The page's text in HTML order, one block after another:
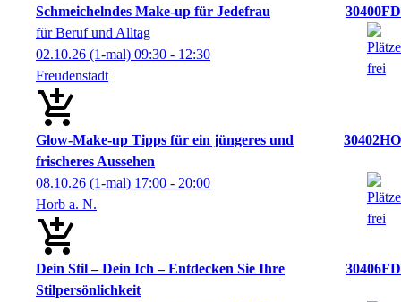
Schmeichelndes Make-up für Jedefrau
30400FD
für Beruf und Alltag
02.10.26 (1-mal) 09:30 - 12:30
Freudenstadt
Glow-Make-up Tipps für ein jüngeres und
frischeres Aussehen
30402HO
08.10.26 (1-mal) 17:00 - 20:00
Horb a. N.
Dein Stil – Dein Ich – Entdecken Sie Ihre
Stilpersönlichkeit
30406FD